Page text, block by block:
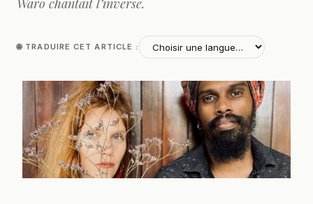
Waro chantait l’inverse.
🌐 TRADUIRE CET ARTICLE :